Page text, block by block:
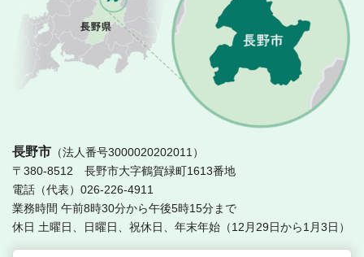
長野市 （法人番号3000020202011）
〒380-8512 長野市大字鶴賀緑町1613番地
電話（代表）026-226-4911
業務時間 午前8時30分から午後5時15分まで
休日 土曜日、日曜日、祝休日、年末年始（12月29日から1月3日）